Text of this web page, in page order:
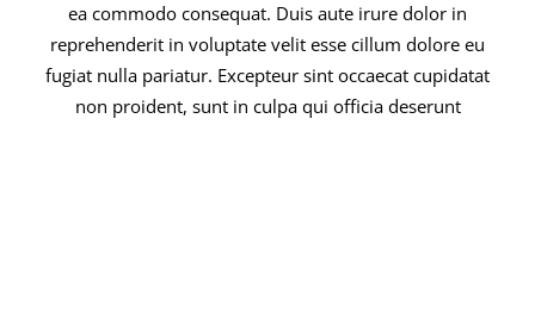
ea commodo consequat. Duis aute irure dolor in
reprehenderit in voluptate velit esse cillum dolore eu
fugiat nulla pariatur. Excepteur sint occaecat cupidatat
non proident, sunt in culpa qui officia deserunt